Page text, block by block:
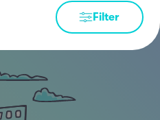
Filter